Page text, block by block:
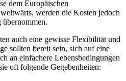
dem Europäischen
werden die Kosten jedoch
übernommen.
auch eine gewisse Flexibilität und
sollten bereit sein, sich auf eine
an einfachere Lebensbedingungen
oft folgende Gegebenheiten: